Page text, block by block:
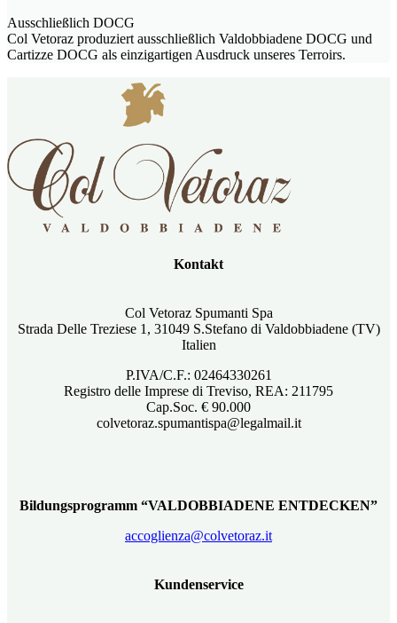
Ausschließlich DOCG
Col Vetoraz produziert ausschließlich Valdobbiadene DOCG und
Cartizze DOCG als einzigartigen Ausdruck unseres Terroirs.
Kontakt
Col Vetoraz Spumanti Spa
Strada Delle Treziese 1, 31049 S.Stefano di Valdobbiadene (TV)
Italien
P.IVA/C.F.: 02464330261
Registro delle Imprese di Treviso, REA: 211795
Cap.Soc. € 90.000
colvetoraz.spumantispa@legalmail.it
Bildungsprogramm “VALDOBBIADENE ENTDECKEN”
accoglienza@colvetoraz.it
Kundenservice